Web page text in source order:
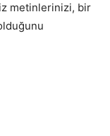
metinlerinizi, bir